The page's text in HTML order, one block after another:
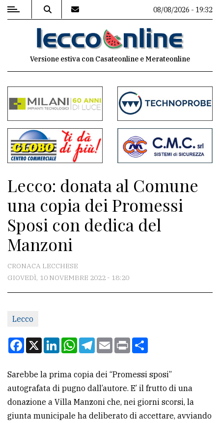
MENU
commenti
Contenuti
del
sito
Meteo
CONTATTI
La
Scrivici
tua
pubblicità
CERCA
Cerca
per
comune
08/08/2026 - 19:32
Versione estiva con Casateonline e Merateonline
Lecco: donata al Comune
una copia dei Promessi
Sposi con dedica del
Manzoni
CRONACA LECCHESE
GIOVEDÌ, 10 NOVEMBRE 2022 - 18:20
Lecco
Facebook
X LinkedInWhatsApp
Telegram
EmailPrint
Sarebbe la prima copia dei “Promessi sposi”
autografata di pugno dall’autore. E’ il frutto di una
donazione a Villa Manzoni che, nei giorni scorsi, la
giunta municipale ha deliberato di accettare, avviando